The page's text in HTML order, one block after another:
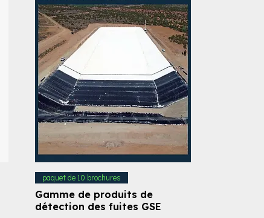
paquet de 10 brochures
Gamme de produits de
détection des fuites GSE